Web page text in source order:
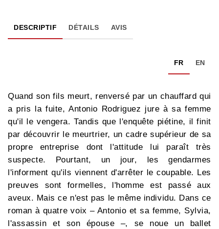
DESCRIPTIF DÉTAILS AVIS
FR EN
Quand son fils meurt, renversé par un chauffard qui
a pris la fuite, Antonio Rodriguez jure à sa femme
qu'il le vengera. Tandis que l'enquête piétine, il finit
par découvrir le meurtrier, un cadre supérieur de sa
propre entreprise dont l'attitude lui paraît très
suspecte. Pourtant, un jour, les gendarmes
l'informent qu'ils viennent d'arrêter le coupable. Les
preuves sont formelles, l'homme est passé aux
aveux. Mais ce n'est pas le même individu. Dans ce
roman à quatre voix – Antonio et sa femme, Sylvia,
l'assassin et son épouse –, se noue un ballet